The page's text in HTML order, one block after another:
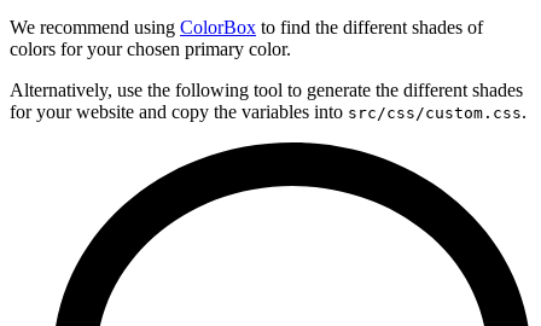
We recommend using ColorBox to find the different shades of
colors for your chosen primary color.
Alternatively, use the following tool to generate the different shades
for your website and copy the variables into src/css/custom.css.